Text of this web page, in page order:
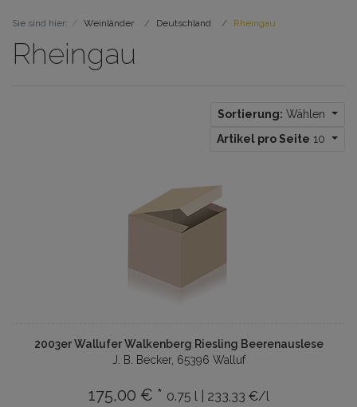
Sie sind hier: Weinländer Deutschland Rheingau
Rheingau
Sortierung: Wählen
Artikel pro Seite 10
2003er Wallufer Walkenberg Riesling Beerenauslese
J. B. Becker, 65396 Walluf
175,00 € * 0.75 l | 233,33 €/l